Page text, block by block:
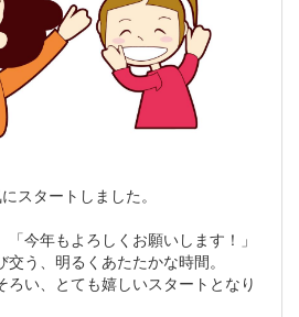
スタートしました。
今年もよろしくお願いします！」
う、明るくあたたかな時間。
ろい、とても嬉しいスタートとなり